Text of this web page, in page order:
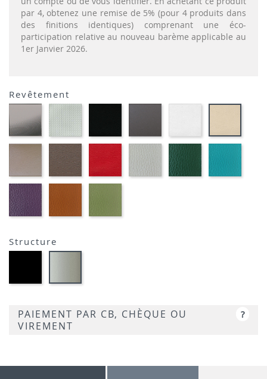
par 4, obtenez une remise de 5% (pour 4 produits dans
des finitions identiques) comprenant une éco-
participation relative au nouveau barème applicable au
1er Janvier 2026.
Revêtement
CARBON
LOOK-
SIMILI
SONOR
ALU-
SIMILI
SIMILI
SIMILI
SIMILI
SIMILI
EKOS
GREGE-
SIMILI
MARRON
MEXICO-
SIMILI
PLANET
ROUGE-
SIMILI
FLUSKO
GRIS
CLAIR-
FLUSKO
VERT
BOUTEILLE-
01-
FLUSKO
AUBERGINE-
Structure
opaque
-
PAIEMENT PAR CB, CHÈQUE OU
VIREMENT
?